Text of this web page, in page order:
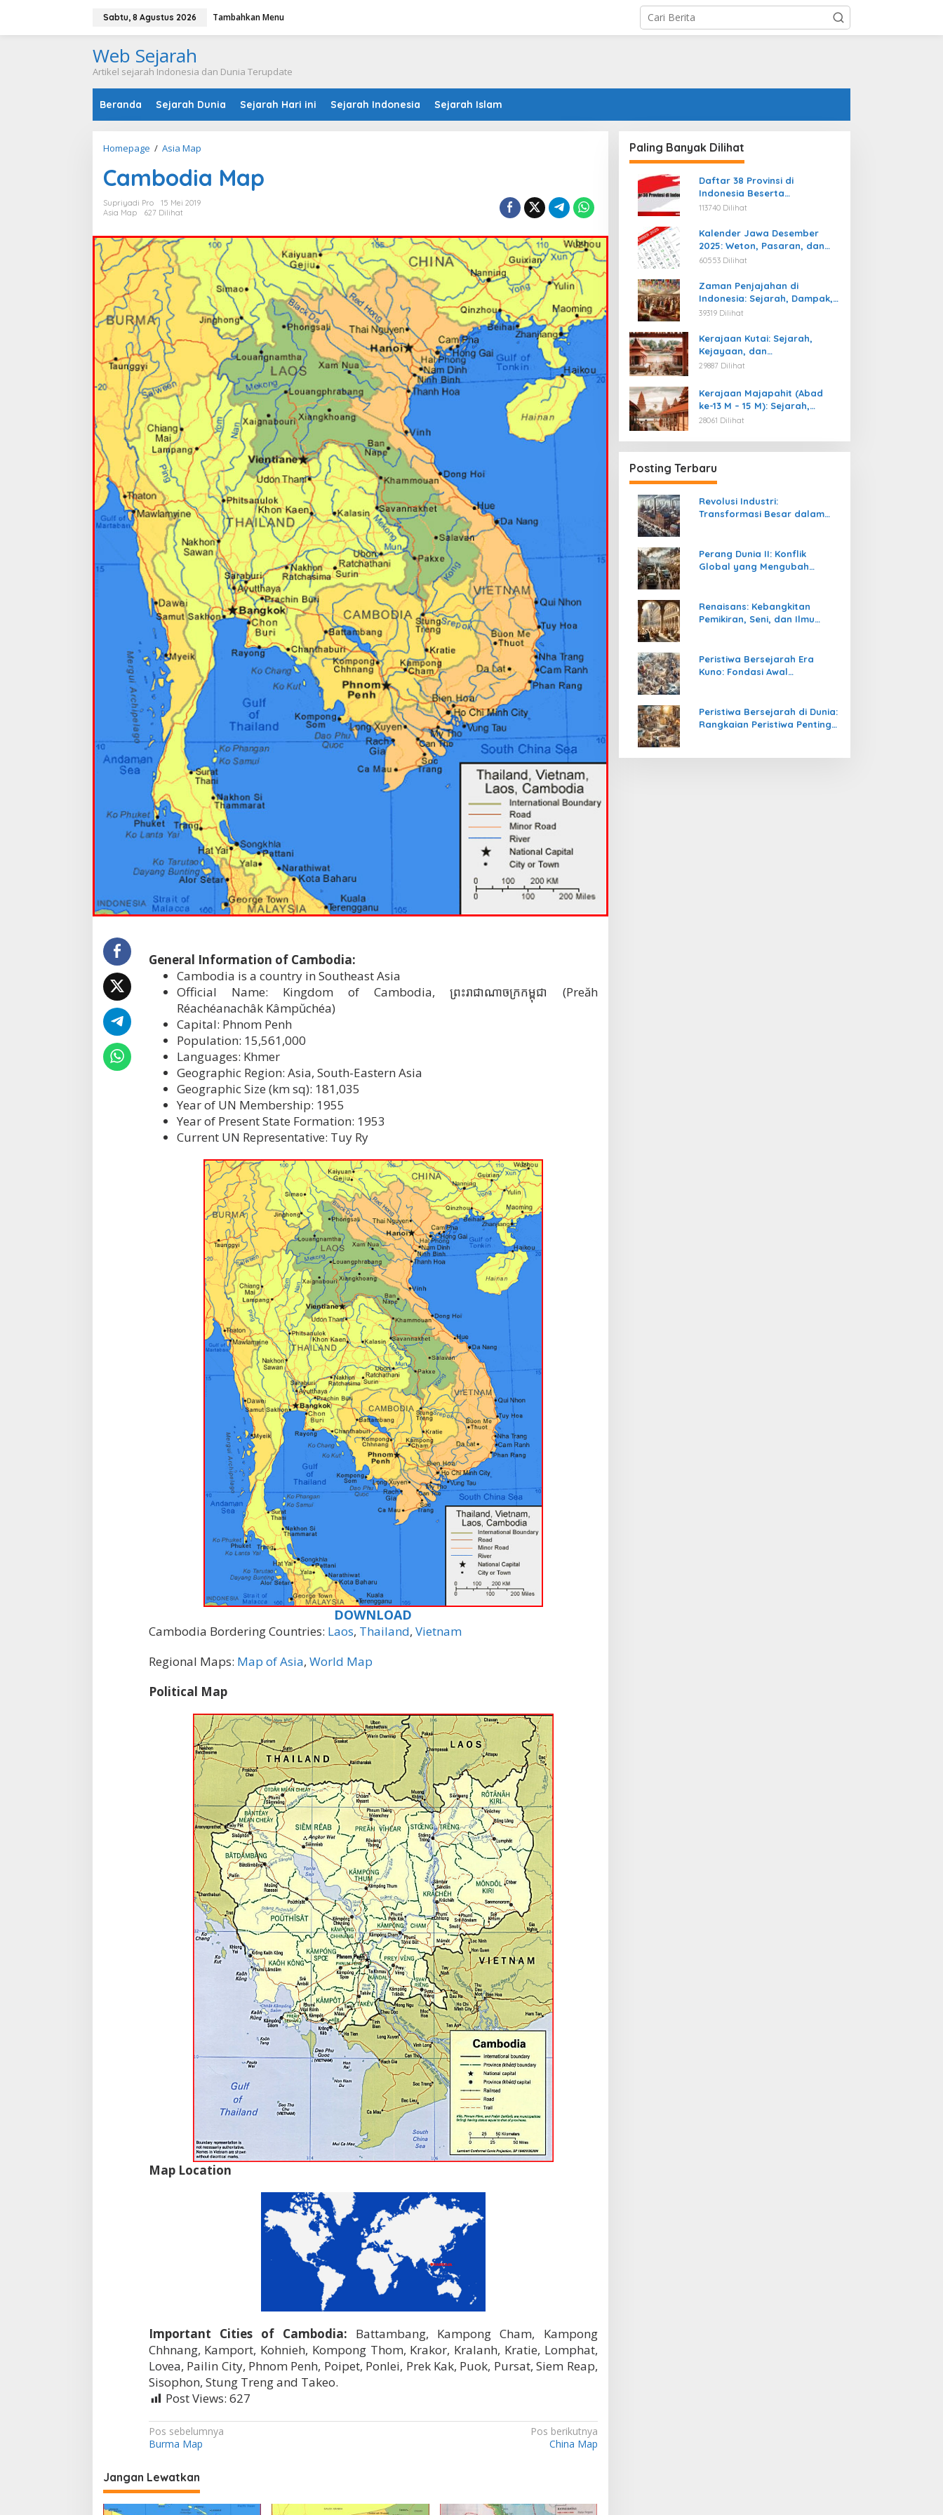
Sabtu, 8 Agustus 2026 Tambahkan Menu
Web Sejarah
Artikel sejarah Indonesia dan Dunia Terupdate
Beranda Sejarah Dunia Sejarah Hari ini Sejarah Indonesia Sejarah Islam
Homepage / Asia Map
m
b
a
M
a
p
Cambodia Map
Supriyadi Pro
15 Mei 2019
Asia Map
627 Dilihat
General Information of Cambodia:
Cambodia is a country in Southeast Asia
Official Name: Kingdom of Cambodia, ព្រះរាជាណាចក្រកម្ពុជា (Preăh
Réachéanachâk Kâmpŭchéa)
Capital: Phnom Penh
Population: 15,561,000
Languages: Khmer
Geographic Region: Asia, South-Eastern Asia
Geographic Size (km sq): 181,035
Year of UN Membership: 1955
Year of Present State Formation: 1953
Current UN Representative: Tuy Ry
DOWNLOAD
Cambodia Bordering Countries: Laos, Thailand, Vietnam
Regional Maps: Map of Asia, World Map
Political Map
Map Location
Important Cities of Cambodia:
Battambang, Kampong Cham, Kampong
Chhnang, Kamport, Kohnieh, Kompong Thom, Krakor, Kralanh, Kratie, Lomphat,
Lovea, Pailin City, Phnom Penh, Poipet, Ponlei, Prek Kak, Puok, Pursat, Siem Reap,
Sisophon, Stung Treng and Takeo.
Post Views: 627
N
a
v
i
Pos sebelumnya
Burma Map
Pos berikutnya
China Map
Jangan Lewatkan
Paling Banyak Dilihat
Daftar 38 Provinsi di
Indonesia Beserta
Ibukotanya Terbaru
113740 Dilihat
Kalender Jawa Desember
2025: Weton, Pasaran, dan
Hari Baik
60553 Dilihat
Zaman Penjajahan di
Indonesia: Sejarah, Dampak,
dan Perjuangan Menuju
39319 Dilihat
Kerajaan Kutai: Sejarah,
Kejayaan, dan
Peninggalannya (Abad ke-4
29887 Dilihat
Kerajaan Majapahit (Abad
ke-13 M – 15 M): Sejarah,
Kejayaan, dan
28061 Dilihat
Posting Terbaru
Revolusi Industri:
Transformasi Besar dalam
Perang Dunia II: Konflik
Global yang Mengubah
Renaisans: Kebangkitan
Pemikiran, Seni, dan Ilmu
Peristiwa Bersejarah Era
Kuno: Fondasi Awal
Peristiwa Bersejarah di Dunia:
Rangkaian Peristiwa Penting